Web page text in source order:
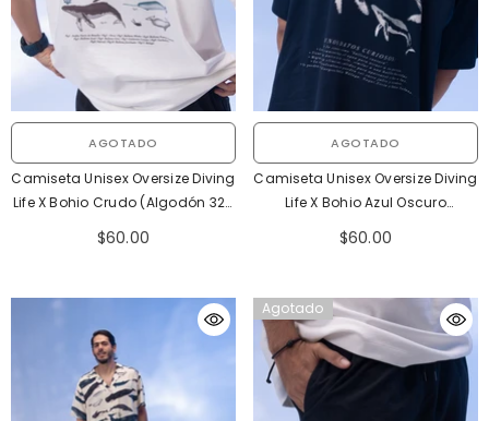
AGOTADO
Camiseta Unisex Oversize Diving
Life X Bohio Crudo (Algodón 320
Gr) 2025
$60.00
AGOTADO
Camiseta Unisex Oversize Diving
Life X Bohio Azul Oscuro
$60.00
Agotado